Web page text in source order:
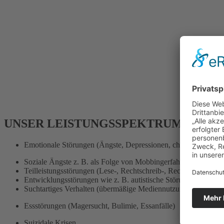
UNSER LEISTUNGSSPEKTRUM
Emotionale Störungen (Ängste, Depressionen, chronische
Soziale Ängste z. B. als Folge von Mobbingerfahrungen
Teilleistungsstörungen (Lese-, Rechtschreib-,
Entwicklungsstörungen wie z. B. autistische Störungen
Suchtartiges Verhalten (übermäßige Mediennutzung, Alkohol,
Essstörungen (Magersucht, Bulimie, Essanfälle)